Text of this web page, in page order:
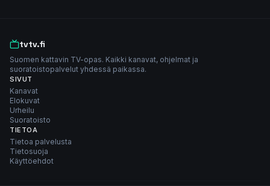
tvtv.fi
Suomen kattavin TV-opas. Kaikki kanavat, ohjelmat ja
suoratoistopalvelut yhdessä paikassa.
SIVUT
Kanavat
Elokuvat
Urheilu
Suoratoisto
TIETOA
Tietoa palvelusta
Tietosuoja
Käyttöehdot